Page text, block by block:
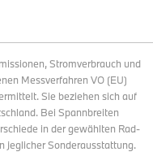
Stromverbrauch und
Messverfahren VO (EU)
Sie beziehen sich auf
Bei Spannbreiten
in der gewählten Rad-
jeglicher Sonderausstattung.